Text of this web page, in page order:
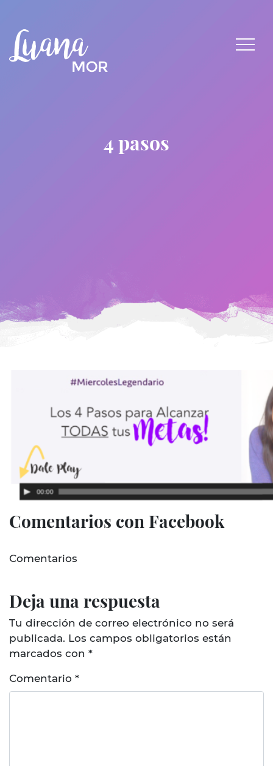
4 pasos
Comentarios con Facebook
Comentarios
Deja una respuesta
Tu dirección de correo electrónico no será
publicada. Los campos obligatorios están
marcados con *
Comentario *